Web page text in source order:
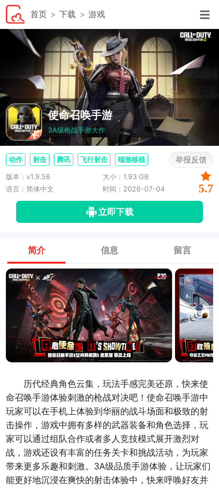
首页 下载 游戏
使命召唤手游
3A级枪战手游大作
动作 射击 腾讯 飞行射击 端游移植 举报反馈
版本：v1.9.56
大小：1.93 GB
语言：简体中文
时间：2026-07-04 5.7
立即下载
简介 信息 留言
历代经典角色云集，玩法手感完美还原，快来使
命召唤手游体验刺激的枪战对决吧！使命召唤手游中
玩家可以在手机上体验到华丽的战斗场面和极致的射
击操作，游戏中拥有多样的武器装备和角色选择，玩
家可以通过组队合作或者多人竞技模式展开激烈对
战，游戏还设有丰富的任务关卡和挑战活动，为玩家
带来更多乐趣和刺激。3A级品质手游体验，让玩家们
能更好地沉浸在爽快的射击体验中，快来呼唤好友并